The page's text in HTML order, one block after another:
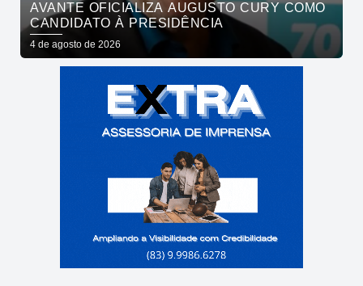
AVANTE OFICIALIZA AUGUSTO CURY COMO
CANDIDATO À PRESIDÊNCIA
4 de agosto de 2026